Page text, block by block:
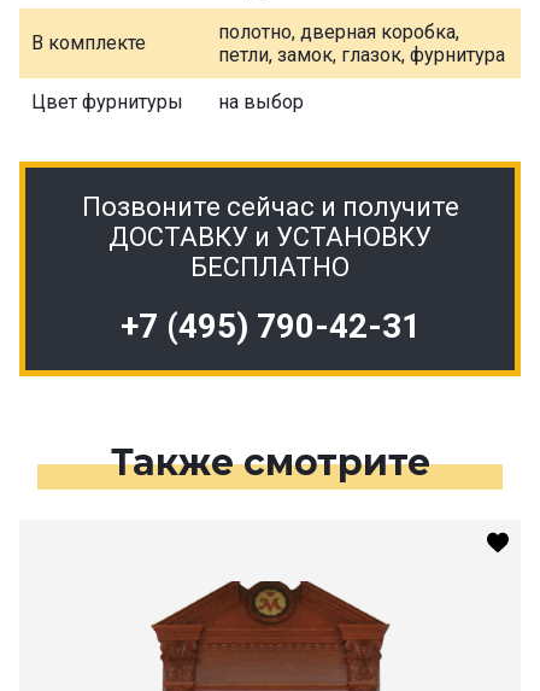
В комплекте
полотно, дверная коробка,
петли, замок, глазок, фурнитура
Цвет фурнитуры на выбор
Позвоните сейчас и получите
ДОСТАВКУ и УСТАНОВКУ
БЕСПЛАТНО
+7 (495) 790-42-31
Также смотрите